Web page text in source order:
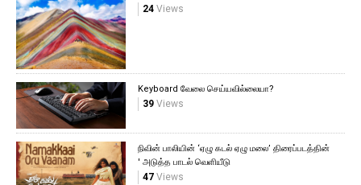
24Views
Keyboard வேலை செய்யவில்லையா?
39Views
நிவின் பாலியின் ‘ஏழு கடல் ஏழு மலை’ திரைப்படத்தின்
' அடுத்த பாடல் வெளியீடு
47Views